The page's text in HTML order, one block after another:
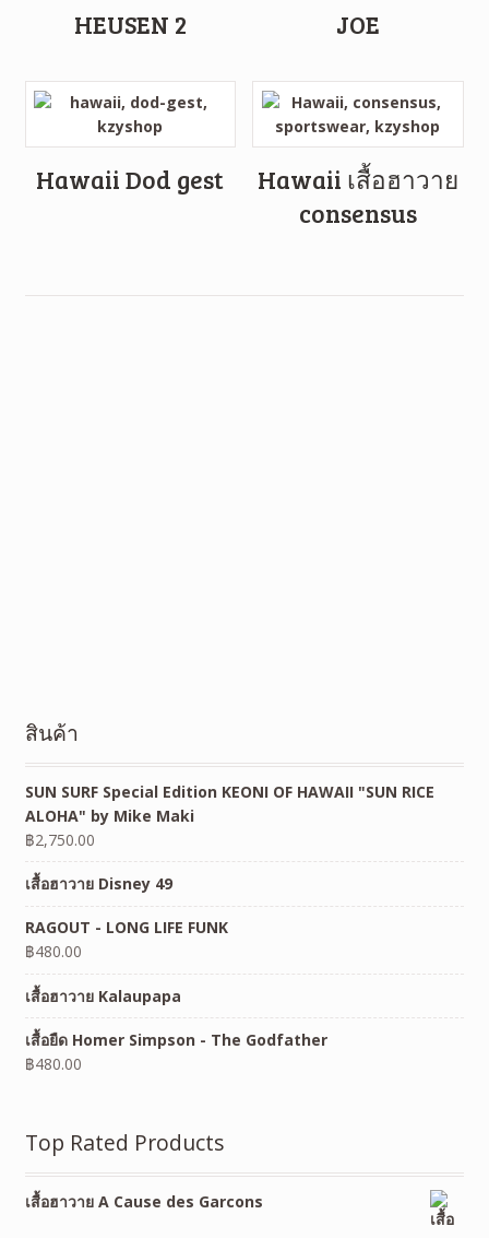
HEUSEN 2
JOE
Hawaii Dod gest
Hawaii เสื้อฮาวาย
consensus
สินค้า
SUN SURF Special Edition KEONI OF HAWAII "SUN RICE
ALOHA" by Mike Maki
฿2,750.00
เสื้อฮาวาย Disney 49
RAGOUT - LONG LIFE FUNK
฿480.00
เสื้อฮาวาย Kalaupapa
เสื้อยืด Homer Simpson - The Godfather
฿480.00
Top Rated Products
เสื้อฮาวาย A Cause des Garcons